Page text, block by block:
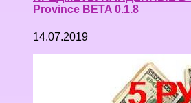
Province BETA 0.1.8
14.07.2019